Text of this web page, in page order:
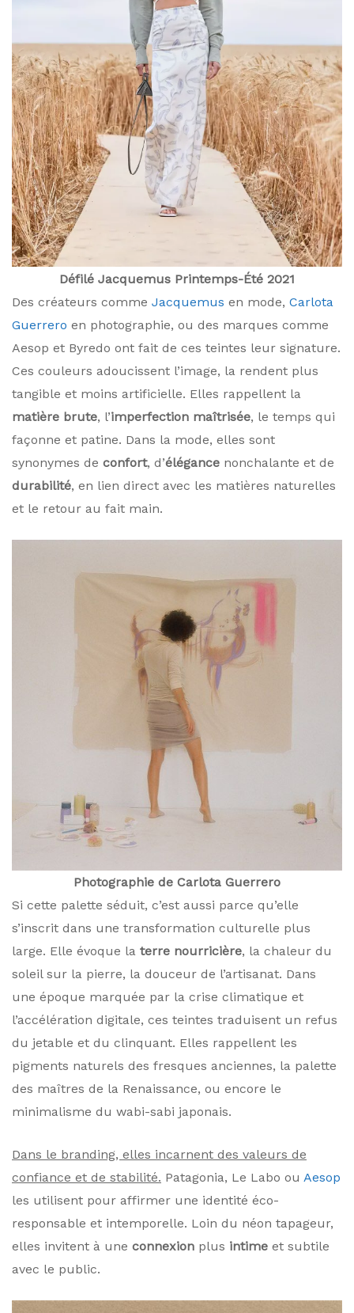
Défilé Jacquemus Printemps-Été 2021
Des créateurs comme Jacquemus en mode, Carlota
Guerrero en photographie, ou des marques comme
Aesop et Byredo ont fait de ces teintes leur signature.
Ces couleurs adoucissent l’image, la rendent plus
tangible et moins artificielle. Elles rappellent la
matière brute, l’imperfection maîtrisée, le temps qui
façonne et patine. Dans la mode, elles sont
synonymes de confort, d’élégance nonchalante et de
durabilité, en lien direct avec les matières naturelles
et le retour au fait main.
Photographie de Carlota Guerrero
Si cette palette séduit, c’est aussi parce qu’elle
s’inscrit dans une transformation culturelle plus
large. Elle évoque la terre nourricière, la chaleur du
soleil sur la pierre, la douceur de l’artisanat. Dans
une époque marquée par la crise climatique et
l’accélération digitale, ces teintes traduisent un refus
du jetable et du clinquant. Elles rappellent les
pigments naturels des fresques anciennes, la palette
des maîtres de la Renaissance, ou encore le
minimalisme du wabi-sabi japonais.
Dans le branding, elles incarnent des valeurs de
confiance et de stabilité. Patagonia, Le Labo ou Aesop
les utilisent pour affirmer une identité éco-
responsable et intemporelle. Loin du néon tapageur,
elles invitent à une connexion plus intime et subtile
avec le public.